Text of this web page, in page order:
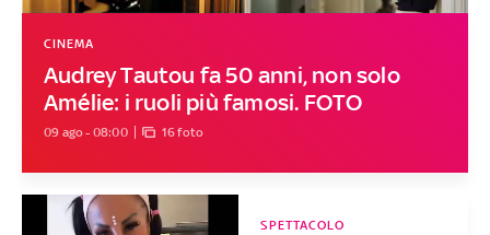
Audrey Tautou fa 50 anni, non solo
Amélie: i ruoli più famosi. FOTO
CINEMA
09 ago - 08:00 16 foto
SPETTACOLO